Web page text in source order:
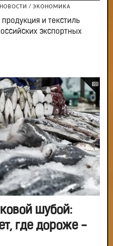
/ ЭКОНОМИКА
продукция и текстиль
экспортных
шубой:
где дороже -